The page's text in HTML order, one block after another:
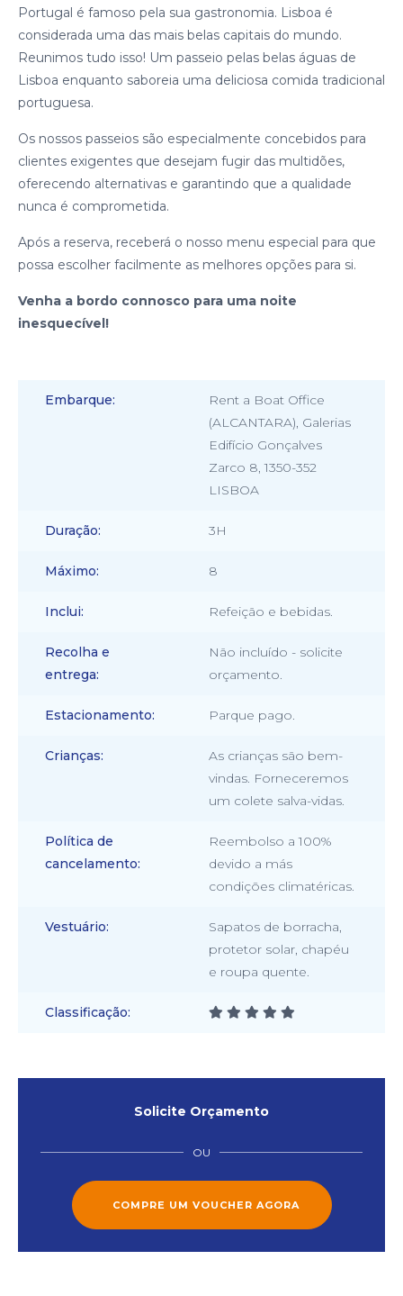
Portugal é famoso pela sua gastronomia. Lisboa é
considerada uma das mais belas capitais do mundo.
Reunimos tudo isso! Um passeio pelas belas águas de
Lisboa enquanto saboreia uma deliciosa comida tradicional
portuguesa.
Os nossos passeios são especialmente concebidos para
clientes exigentes que desejam fugir das multidões,
oferecendo alternativas e garantindo que a qualidade
nunca é comprometida.
Após a reserva, receberá o nosso menu especial para que
possa escolher facilmente as melhores opções para si.
Venha a bordo connosco para uma noite
inesquecível!
Embarque
Rent a Boat Office
(ALCANTARA), Galerias
Edifício Gonçalves
Zarco 8, 1350-352
LISBOA
Duração 3H
Máximo 8
Inclui Refeição e bebidas.
Recolha e
entrega
Não incluído - solicite
orçamento.
Estacionamento Parque pago.
Crianças
As crianças são bem-
vindas. Forneceremos
um colete salva-vidas.
Política de
cancelamento
Reembolso a 100%
devido a más
condições climatéricas.
Vestuário
Sapatos de borracha,
protetor solar, chapéu
e roupa quente.
Classificação
Solicite Orçamento
OU
COMPRE UM VOUCHER AGORA